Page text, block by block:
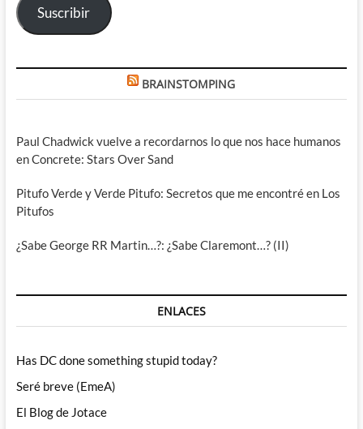
Suscribir
BRAINSTOMPING
Paul Chadwick vuelve a recordarnos lo que nos hace humanos
en Concrete: Stars Over Sand
Pitufo Verde y Verde Pitufo: Secretos que me encontré en Los
Pitufos
¿Sabe George RR Martin…?: ¿Sabe Claremont…? (II)
ENLACES
Has DC done something stupid today?
Seré breve (EmeA)
El Blog de Jotace